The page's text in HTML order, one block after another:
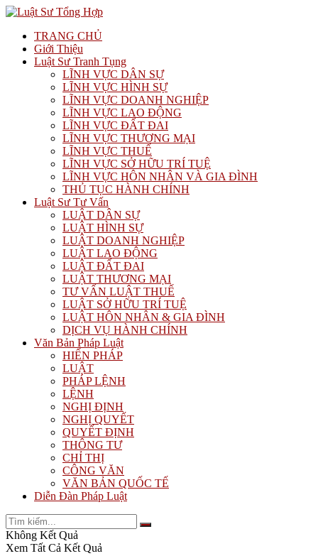
TRANG CHỦ
Giới Thiệu
Luật Sư Tranh Tụng
LĨNH VỰC DÂN SỰ
LĨNH VỰC HÌNH SỰ
LĨNH VỰC DOANH NGHIỆP
LĨNH VỰC LAO ĐỘNG
LĨNH VỰC ĐẤT ĐAI
LĨNH VỰC THƯƠNG MẠI
LĨNH VỰC THUẾ
LĨNH VỰC SỞ HỮU TRÍ TUỆ
LĨNH VỰC HÔN NHÂN VÀ GIA ĐÌNH
THỦ TỤC HÀNH CHÍNH
Luật Sư Tư Vấn
LUẬT DÂN SỰ
LUẬT HÌNH SỰ
LUẬT DOANH NGHIỆP
LUẬT LAO ĐỘNG
LUẬT ĐẤT ĐAI
LUẬT THƯƠNG MẠI
TƯ VẤN LUẬT THUẾ
LUẬT SỞ HỮU TRÍ TUỆ
LUẬT HÔN NHÂN & GIA ĐÌNH
DỊCH VỤ HÀNH CHÍNH
Văn Bản Pháp Luật
HIẾN PHÁP
LUẬT
PHÁP LỆNH
LỆNH
NGHỊ ĐỊNH
NGHỊ QUYẾT
QUYẾT ĐỊNH
THÔNG TƯ
CHỈ THỊ
CÔNG VĂN
VĂN BẢN QUỐC TẾ
Diễn Đàn Pháp Luật
Không Kết Quả
Xem Tất Cả Kết Quả